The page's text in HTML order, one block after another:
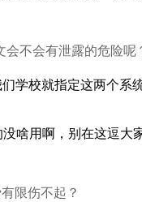
不会有泄露的危险呢
学校就指定这两个系
啥用啊，别在这逗大
限伤不起？